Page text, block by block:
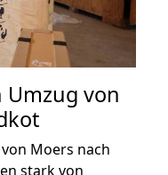
Umzug von
Moers nach
stark von